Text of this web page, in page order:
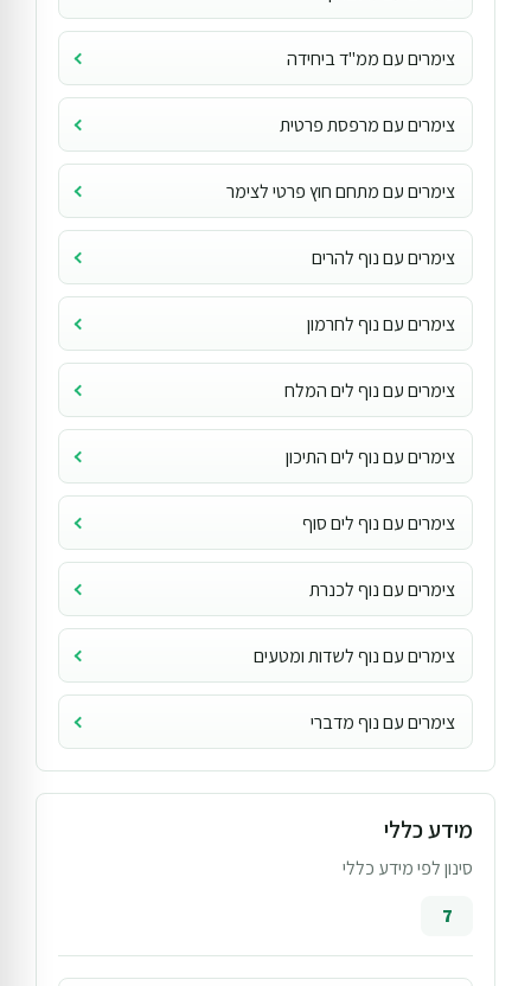
צימרים עם ממ"ד ביחידה
צימרים עם מרפסת פרטית
צימרים עם מתחם חוץ פרטי לצימר
צימרים עם נוף להרים
צימרים עם נוף לחרמון
צימרים עם נוף לים המלח
צימרים עם נוף לים התיכון
צימרים עם נוף לים סוף
צימרים עם נוף לכנרת
צימרים עם נוף לשדות ומטעים
צימרים עם נוף מדברי
מידע כללי
סינון לפי מידע כללי
7